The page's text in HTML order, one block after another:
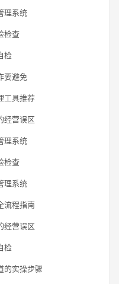
理系统
检查
检
要避免
工具推荐
经营误区
理系统
检查
理系统
流程指南
经营误区
检
的实操步骤